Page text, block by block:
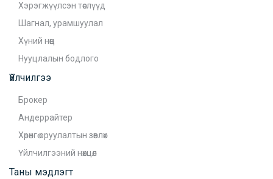
Хэрэгжүүлсэн төслүүд
Шагнал, урамшуулал
Хүний нөөц
Нууцлалын бодлого
Үйлчилгээ
Брокер
Андеррайтер
Хөрөнгө оруулалтын зөвлөх
Үйлчилгээний нөхцөл
Таны мэдлэгт